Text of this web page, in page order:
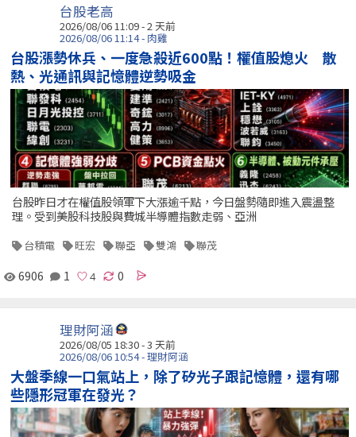
台股老高
2026/08/06 11:09 - 2 天前
2026/08/06 11:14 - 肉雞
台股漲勢休兵、一度急殺近600點！權值股熄火 散
熱、光通訊與記憶體逆勢吸金
台股昨日才在權值股領軍下大漲逾千點，今日盤勢隨即進入震盪整
理。受到美股科技股與費城半導體指數走弱、亞洲
台積電 旺宏 聯亞 雙鴻 聯茂
6906 1 0
理財阿涵
2026/08/05 18:30 - 3 天前
2026/08/06 10:54 - 理財阿涵
大盤季線一口氣站上，除了矽光子跟記憶體，還有哪
些隱形冠軍在發光？